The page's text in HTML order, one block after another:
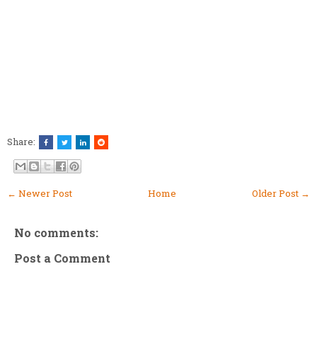
Share:
← Newer Post Older Post →
Home
No comments:
Post a Comment